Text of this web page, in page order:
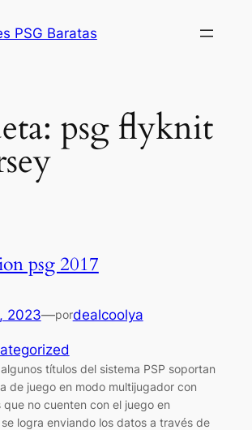
PSG Baratas
psg flyknit
psg 2017
2023—pordealcoolya
títulos del sistema PSP soportan
de juego en modo multijugador con
que no cuenten con el juego en
logra enviando los datos a través de